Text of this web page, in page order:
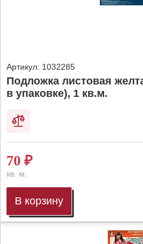
Артикул: 1032285
Подложка листовая
в упаковке), 1 кв.м.
70 ₽
кв. м.
В корзину